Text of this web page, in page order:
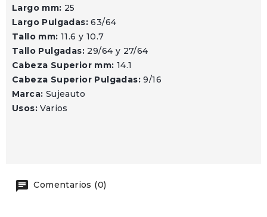
Largo mm: 25
Largo Pulgadas:63/64
Tallo mm: 11.6 y 10.7
Tallo Pulgadas: 29/64 y 27/64
Cabeza Superior mm: 14.1
Cabeza Superior Pulgadas:9/16
Marca: Sujeauto
Usos: Varios
Comentarios (0)